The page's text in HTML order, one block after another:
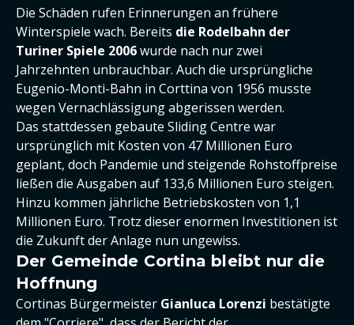
Die Schäden rufen Erinnerungen an frühere
Winterspiele wach. Bereits die Rodelbahn der
Turiner Spiele 2006wurde nach nur zwei
Jahrzehnten unbrauchbar. Auch die ursprüngliche
Eugenio-Monti-Bahn in Corttina von 1956 musste
wegen Vernachlässigung abgerissen werden.
Das stattdessen gebaute Sliding Centre war
ursprünglich mit Kosten von 47 Millionen Euro
geplant, doch Pandemie und steigende Rohstoffpreise
ließen die Ausgaben auf 133,6 Millionen Euro steigen.
Hinzu kommen jährliche Betriebskosten von 1,1
Millionen Euro. Trotz dieser enormen Investitionen ist
die Zukunft der Anlage nun ungewiss.
Der Gemeinde Cortina bleibt nur die
Hoffnung
Cortinas Bürgermeister Gianluca Lorenzi bestätigte